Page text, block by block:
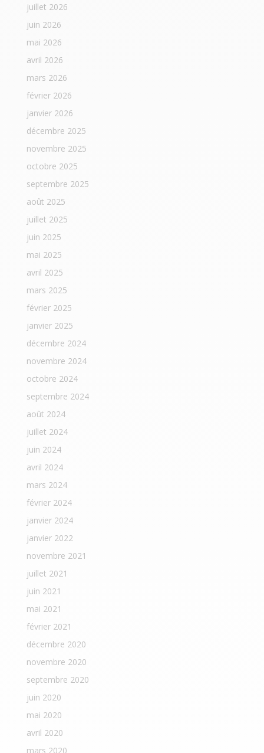
juillet 2026
juin 2026
mai 2026
avril 2026
mars 2026
février 2026
janvier 2026
décembre 2025
novembre 2025
octobre 2025
septembre 2025
août 2025
juillet 2025
juin 2025
mai 2025
avril 2025
mars 2025
février 2025
janvier 2025
décembre 2024
novembre 2024
octobre 2024
septembre 2024
août 2024
juillet 2024
juin 2024
avril 2024
mars 2024
février 2024
janvier 2024
janvier 2022
novembre 2021
juillet 2021
juin 2021
mai 2021
février 2021
décembre 2020
novembre 2020
septembre 2020
juin 2020
mai 2020
avril 2020
mars 2020